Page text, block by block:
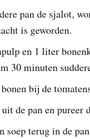
pan de sjalot,
is geworden.
en 1 liter
30 minuten
bij de
uit de pan en pureer
soep terug in de